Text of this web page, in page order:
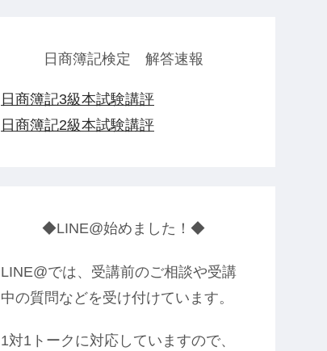
日商簿記検定 解答速報
日商簿記3級本試験講評
日商簿記2級本試験講評
◆LINE@始めました！◆
LINE@では、受講前のご相談や受講
中の質問などを受け付けています。
1対1トークに対応していますので、